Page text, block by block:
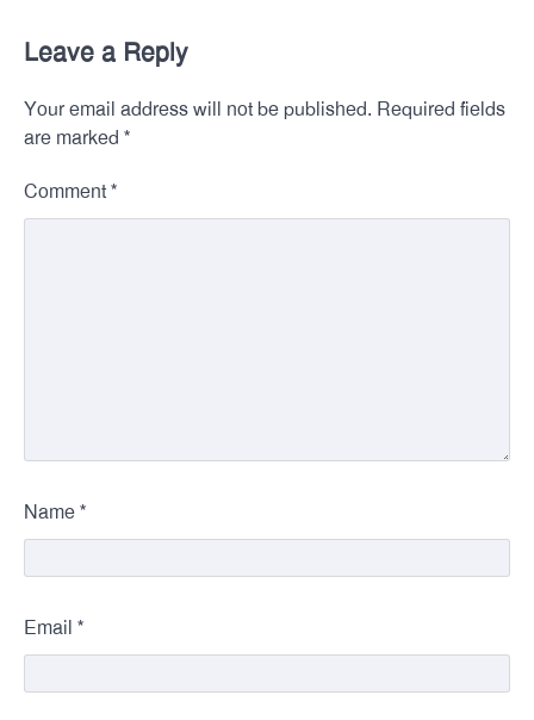
Leave a Reply
Your email address will not be published. Required fields
are marked *
Comment *
Name *
Email *